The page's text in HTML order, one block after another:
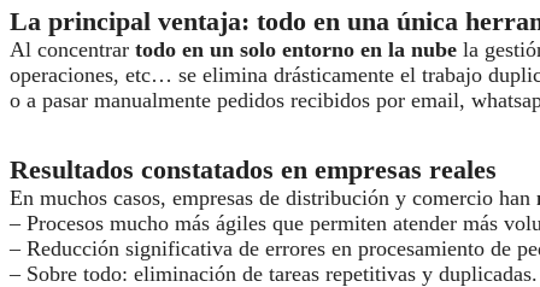
La principal ventaja: todo en una única
Al concentrar todo en un solo entorno en la nube la
operaciones, etc… se elimina drásticamente el trabajo
o a pasar manualmente pedidos recibidos por email,
Resultados constatados en empresas reales
En muchos casos, empresas de distribución y comercio han
– Procesos mucho más ágiles que permiten atender más
– Reducción significativa de errores en procesamiento de
– Sobre todo: eliminación de tareas repetitivas y duplicadas.